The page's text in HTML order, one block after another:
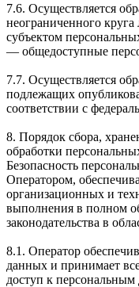
7.6. Осуществляется
неограниченного
субъектом
— общедоступные
7.7. Осуществляется
подлежащих
соответствии с
8. Порядок сбора,
обработки
Безопасность
Оператором,
организационных и
выполнения в полном
законодательства в
8.1. Оператор
данных и принимает
доступ к